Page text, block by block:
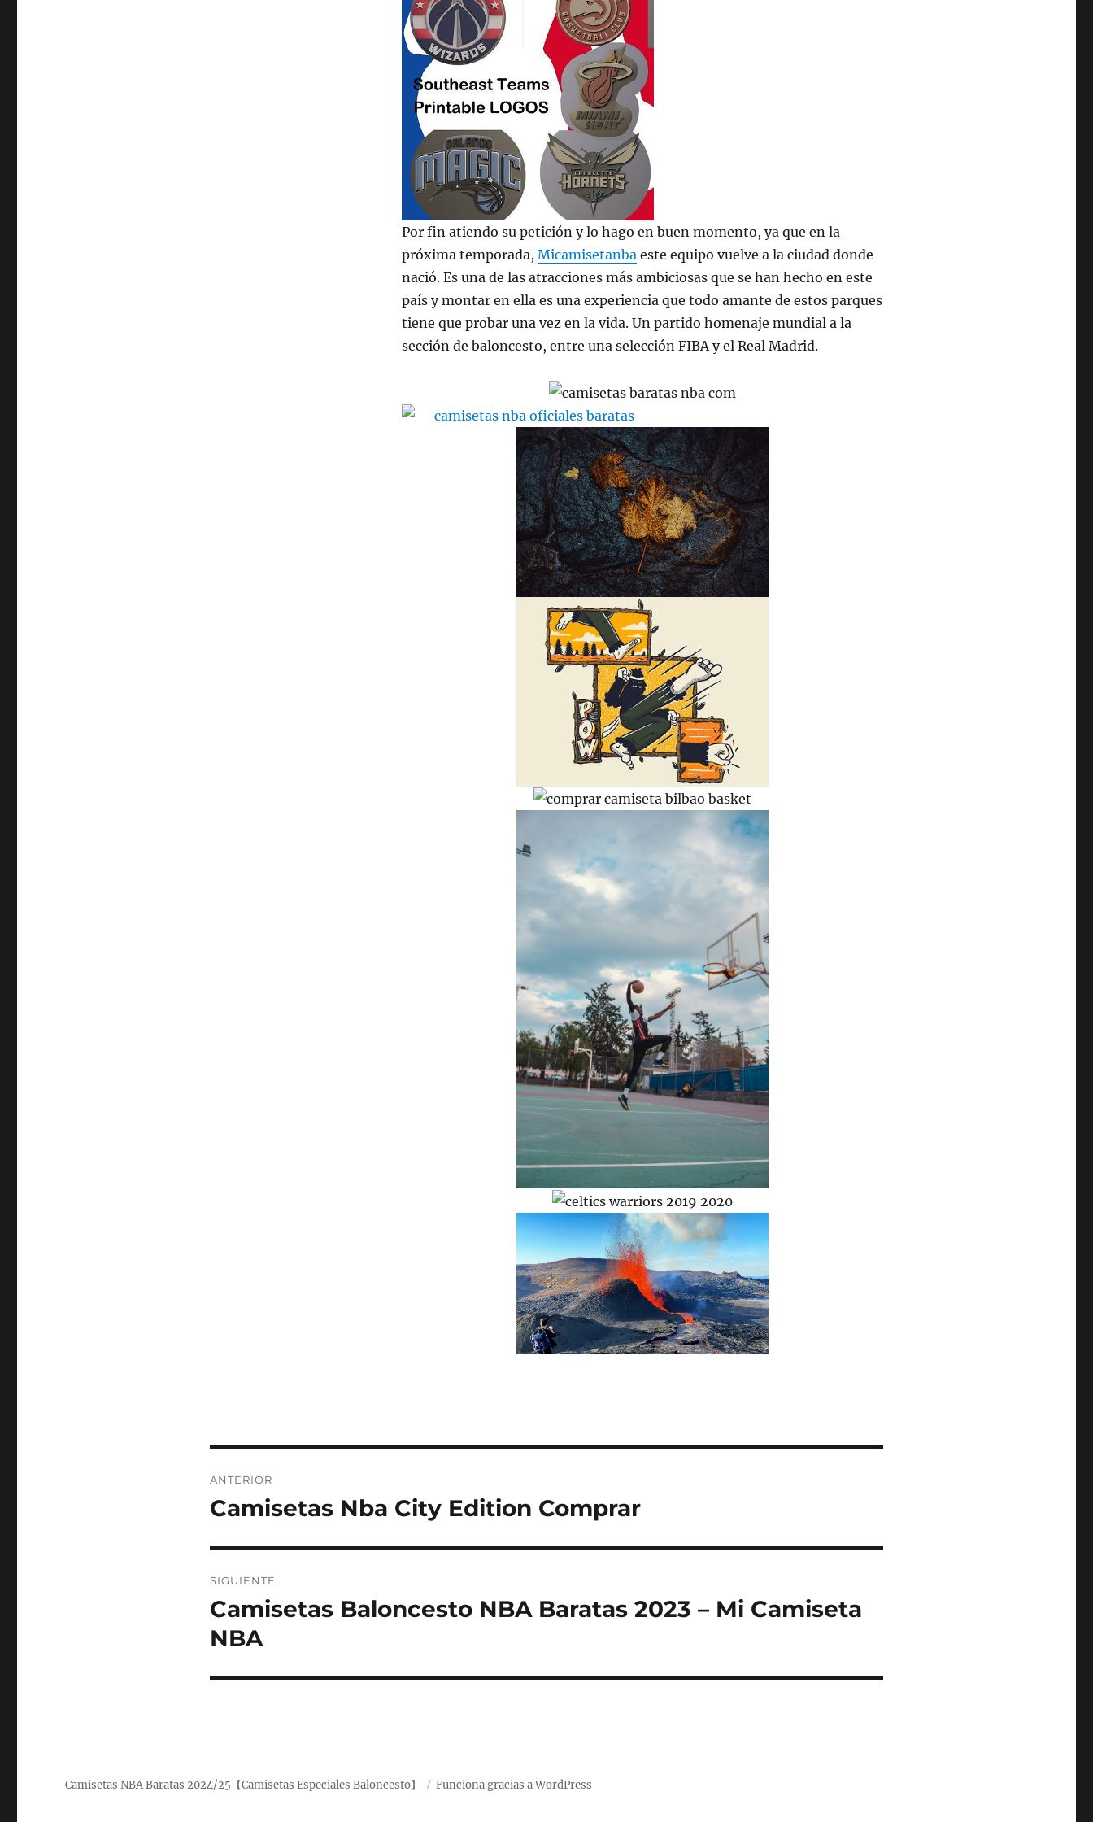
Por fin atiendo su petición y lo hago en buen momento, ya que en la
próxima temporada,Micamisetanba este equipo vuelve a la ciudad donde
nació. Es una de las atracciones más ambiciosas que se han hecho en este
país y montar en ella es una experiencia que todo amante de estos parques
tiene que probar una vez en la vida. Un partido homenaje mundial a la
sección de baloncesto, entre una selección FIBA y el Real Madrid.
de
ANTERIOR
Entrada
Camisetas Nba City Edition Comprar
SIGUIENTE
Entrada
siguiente:
Camisetas Baloncesto NBA Baratas 2023 – Mi Camiseta
NBA
Camisetas NBA Baratas 2024/25【Camisetas Especiales Baloncesto】 Funciona gracias a WordPress